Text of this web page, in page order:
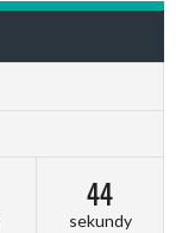
44
sekundy